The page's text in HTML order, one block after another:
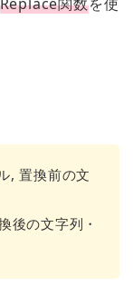
, 置換前の文
列・